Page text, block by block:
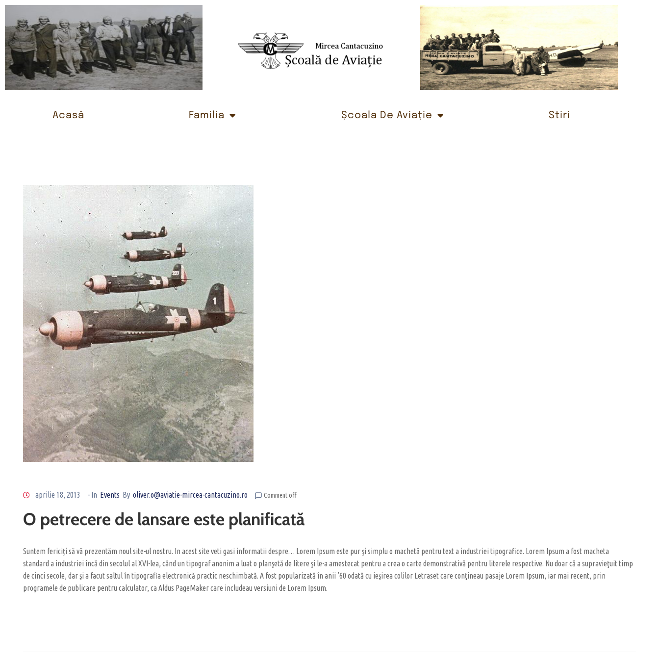
Acasă Familia Școala De Aviație Stiri
aprilie 18, 2013 - In Events By oliver.o@aviatie-mircea-cantacuzino.ro Comment off
O petrecere de lansare este planificată
Suntem fericiți să vă prezentăm noul site-ul nostru. In acest site veti gasi informatii despre… Lorem Ipsum este pur şi simplu o machetă pentru text a industriei tipografice. Lorem Ipsum a fost macheta
standard a industriei încă din secolul al XVI-lea, când un tipograf anonim a luat o planşetă de litere şi le-a amestecat pentru a crea o carte demonstrativă pentru literele respective. Nu doar că a supravieţuit timp
de cinci secole, dar şi a facut saltul în tipografia electronică practic neschimbată. A fost popularizată în anii ’60 odată cu ieşirea colilor Letraset care conţineau pasaje Lorem Ipsum, iar mai recent, prin
programele de publicare pentru calculator, ca Aldus PageMaker care includeau versiuni de Lorem Ipsum.